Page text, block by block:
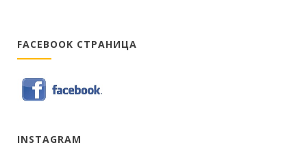
FACEBOOK СТРАНИЦА
INSTAGRAM